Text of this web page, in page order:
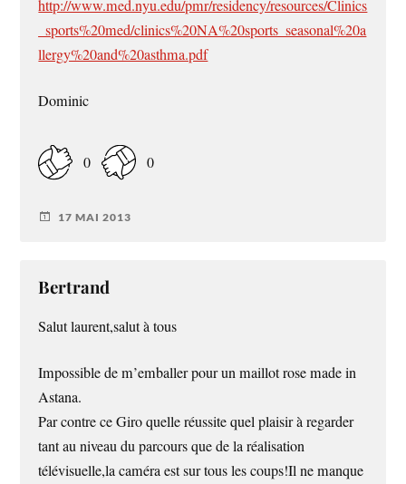
http://www.med.nyu.edu/pmr/residency/resources/Clinics
_sports%20med/clinics%20NA%20sports_seasonal%20a
llergy%20and%20asthma.pdf
Dominic
0 0
17 MAI 2013
Bertrand
Salut laurent,salut à tous
Impossible de m’emballer pour un maillot rose made in
Astana.
Par contre ce Giro quelle réussite quel plaisir à regarder
tant au niveau du parcours que de la réalisation
télévisuelle,la caméra est sur tous les coups!Il ne manque